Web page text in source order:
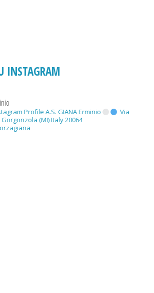
INSTAGRAM
Profile A.S. GIANA Erminio
Via
(MI) Italy 20064